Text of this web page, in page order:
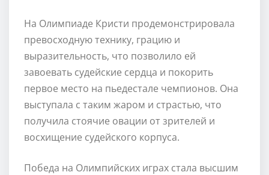
На Олимпиаде Кристи продемонстрировала
превосходную технику, грацию и
выразительность, что позволило ей
завоевать судейские сердца и покорить
первое место на пьедестале чемпионов. Она
выступала с таким жаром и страстью, что
получила стоячие овации от зрителей и
восхищение судейского корпуса.
Победа на Олимпийских играх стала высшим